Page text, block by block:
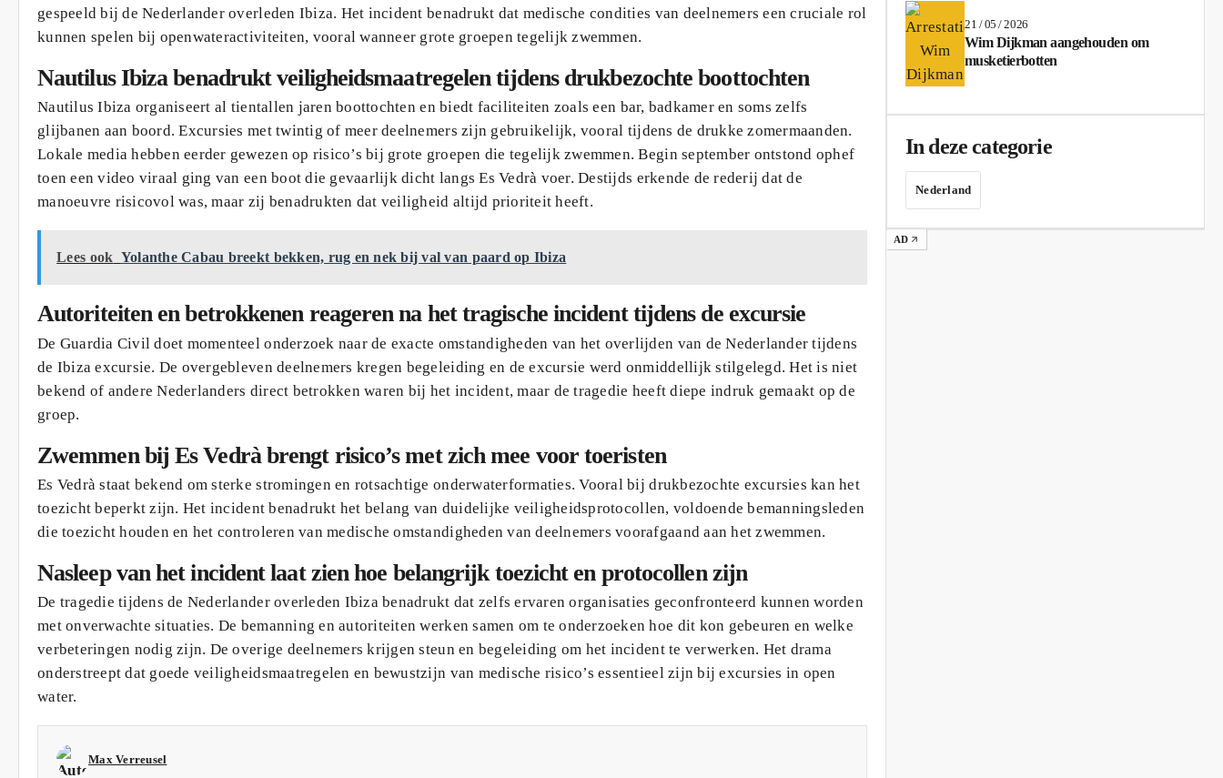
gespeeld bij de Nederlander overleden Ibiza. Het incident benadrukt dat medische condities van deelnemers een cruciale rol
kunnen spelen bij openwateractiviteiten, vooral wanneer grote groepen tegelijk zwemmen.
Nautilus Ibiza benadrukt veiligheidsmaatregelen tijdens drukbezochte boottochten
Nautilus Ibiza organiseert al tientallen jaren boottochten en biedt faciliteiten zoals een bar, badkamer en soms zelfs
glijbanen aan boord. Excursies met twintig of meer deelnemers zijn gebruikelijk, vooral tijdens de drukke zomermaanden.
Lokale media hebben eerder gewezen op risico’s bij grote groepen die tegelijk zwemmen. Begin september ontstond ophef
toen een video viraal ging van een boot die gevaarlijk dicht langs Es Vedrà voer. Destijds erkende de rederij dat de
manoeuvre risicovol was, maar zij benadrukten dat veiligheid altijd prioriteit heeft.
Lees ook Yolanthe Cabau breekt bekken, rug en nek bij val van paard op Ibiza
Autoriteiten en betrokkenen reageren na het tragische incident tijdens de excursie
De Guardia Civil doet momenteel onderzoek naar de exacte omstandigheden van het overlijden van de Nederlander tijdens
de Ibiza excursie. De overgebleven deelnemers kregen begeleiding en de excursie werd onmiddellijk stilgelegd. Het is niet
bekend of andere Nederlanders direct betrokken waren bij het incident, maar de tragedie heeft diepe indruk gemaakt op de
groep.
Zwemmen bij Es Vedrà brengt risico’s met zich mee voor toeristen
Es Vedrà staat bekend om sterke stromingen en rotsachtige onderwaterformaties. Vooral bij drukbezochte excursies kan het
toezicht beperkt zijn. Het incident benadrukt het belang van duidelijke veiligheidsprotocollen, voldoende bemanningsleden
die toezicht houden en het controleren van medische omstandigheden van deelnemers voorafgaand aan het zwemmen.
Nasleep van het incident laat zien hoe belangrijk toezicht en protocollen zijn
De tragedie tijdens de Nederlander overleden Ibiza benadrukt dat zelfs ervaren organisaties geconfronteerd kunnen worden
met onverwachte situaties. De bemanning en autoriteiten werken samen om te onderzoeken hoe dit kon gebeuren en welke
verbeteringen nodig zijn. De overige deelnemers krijgen steun en begeleiding om het incident te verwerken. Het drama
onderstreept dat goede veiligheidsmaatregelen en bewustzijn van medische risico’s essentieel zijn bij excursies in open
water.
Max Verreusel
21 / 05 / 2026
Wim Dijkman aangehouden om
musketierbotten
In deze categorie
Nederland
AD